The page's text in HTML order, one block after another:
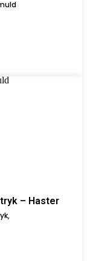
– Haster